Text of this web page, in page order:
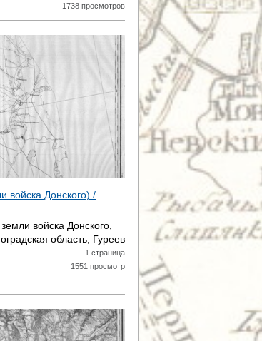
1738 просмотров
войска Донского) /
земли войска Донского,
область, Гуреев
1 страница
1551 просмотр